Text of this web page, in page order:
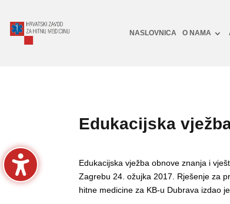
NASLOVNICA O NAMA
Edukacijska
Edukacijska vježba obnove znanja i
Zagrebu 24. ožujka 2017. Rješenje za
hitne medicine za KB-u Dubrava izdao